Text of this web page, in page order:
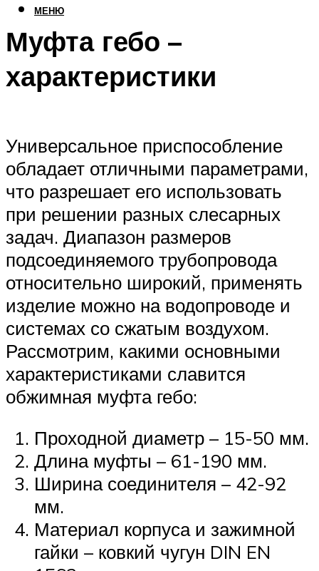
МЕНЮ
Муфта гебо –
характеристики
Универсальное приспособление
обладает отличными параметрами,
что разрешает его использовать
при решении разных слесарных
задач. Диапазон размеров
подсоединяемого трубопровода
относительно широкий, применять
изделие можно на водопроводе и
системах со сжатым воздухом.
Рассмотрим, какими основными
характеристиками славится
обжимная муфта гебо:
Проходной диаметр – 15-50 мм.
Длина муфты – 61-190 мм.
Ширина соединителя – 42-92
мм.
Материал корпуса и зажимной
гайки – ковкий чугун DIN EN